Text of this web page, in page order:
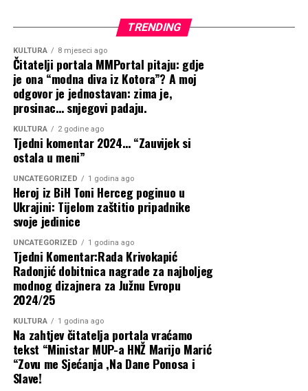
suradnje s braniteljskim udrugama koje svojim
djelovanjem daju nemjerljiv doprinos njegovanju
vrijednosti proisteklih iz Domovinskog rata te
prenošenju istine budućim naraštajima.
Na koncu sastanka izraženo je uvjerenje kako će
još jednom dostojanstveno odati počast svim hrvatskim
braniteljima te potvrditi trajnu opredijeljenost za
ravnopravnosti hrvatskog naroda u Bosni i Hercegovini.
Izvor:hnsbih.ba
HNS
HNS BiH
Udruga 13. rujan Jajce
TRENDING
KULTURA 8 mjeseci ago
Čitatelji portala MMPortal pitaju: gdje
je ona “modna diva iz Kotora”? A moj
odgovor je jednostavan: zima je,
prosinac… snjegovi padaju.
KULTURA 2 godine ago
Tjedni komentar 2024… “Zauvijek si
ostala u meni”
UNCATEGORIZED 1 godina ago
Heroj iz BiH Toni Herceg poginuo u
Ukrajini: Tijelom zaštitio pripadnike
svoje jedinice
UNCATEGORIZED 1 godina ago
Tjedni Komentar:Rada Krivokapić
Radonjić dobitnica nagrade za najboljeg
modnog dizajnera za Južnu Evropu
2024/25
KULTURA 1 godina ago
Na zahtjev čitatelja portala vraćamo
tekst “Ministar MUP-a HNŽ Marijo Marić
“Zovu me Sjećanja ,Na Dane Ponosa i
Slave!